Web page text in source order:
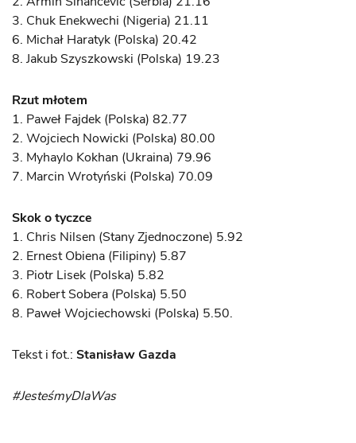
3. Chuk Enekwechi (Nigeria) 21.11
6. Michał Haratyk (Polska) 20.42
8. Jakub Szyszkowski (Polska) 19.23
Rzut młotem
1. Paweł Fajdek (Polska) 82.77
2. Wojciech Nowicki (Polska) 80.00
3. Myhaylo Kokhan (Ukraina) 79.96
7. Marcin Wrotyński (Polska) 70.09
Skok o tyczce
1. Chris Nilsen (Stany Zjednoczone) 5.92
2. Ernest Obiena (Filipiny) 5.87
3. Piotr Lisek (Polska) 5.82
6. Robert Sobera (Polska) 5.50
8. Paweł Wojciechowski (Polska) 5.50.
Tekst i fot.: Stanisław Gazda
#JesteśmyDlaWas